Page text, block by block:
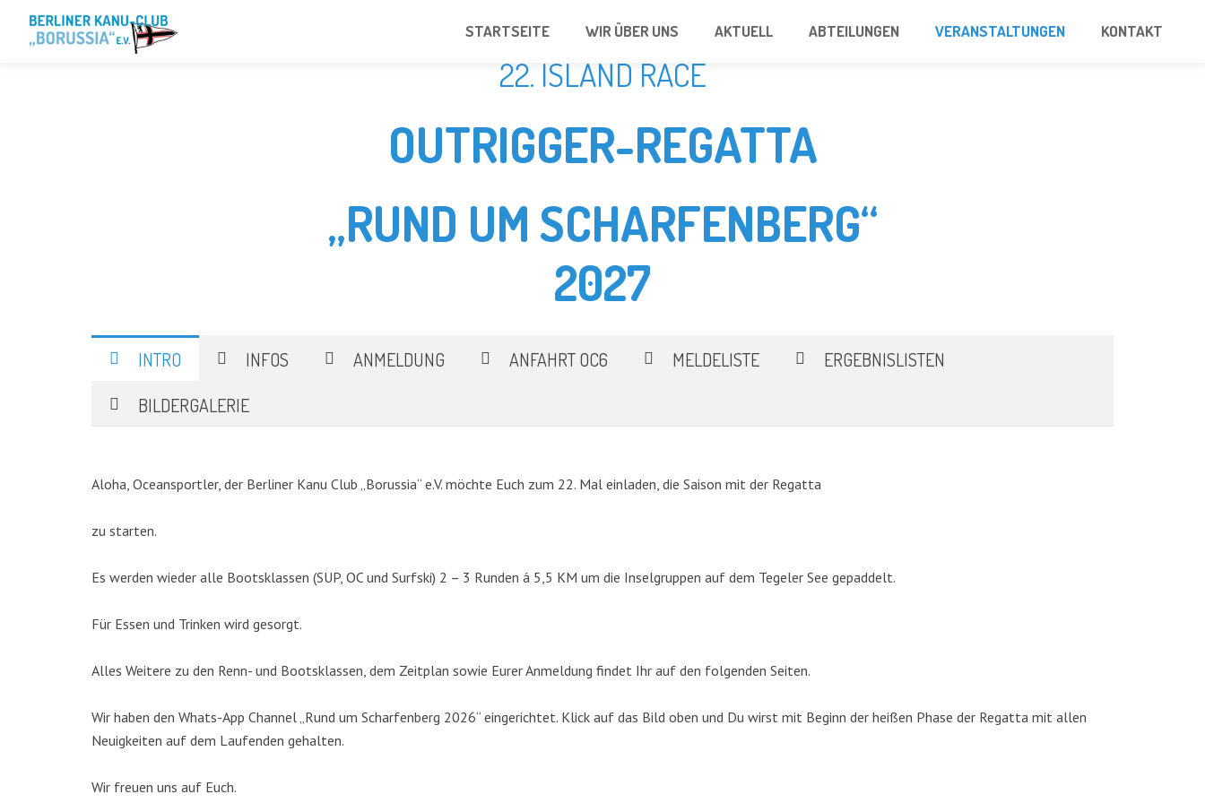
STARTSEITE WIR ÜBER UNS AKTUELL ABTEILUNGEN VERANSTALTUNGEN KONTAKT
22. ISLAND RACE
OUTRIGGER-REGATTA
„RUND UM SCHARFENBERG“
2027
INTRO INFOS ANMELDUNG ANFAHRT OC6 MELDELISTE
ERGEBNISLISTEN
BILDERGALERIE
Aloha, Oceansportler, der Berliner Kanu Club „Borussia“ e.V. möchte Euch zum 22. Mal einladen, die Saison mit der Regatta
zu starten.
Es werden wieder alle Bootsklassen (SUP, OC und Surfski) 2 – 3 Runden á 5,5 KM um die Inselgruppen auf dem Tegeler See gepaddelt.
Für Essen und Trinken wird gesorgt.
Alles Weitere zu den Renn- und Bootsklassen, dem Zeitplan sowie Eurer Anmeldung findet Ihr auf den folgenden Seiten.
Wir haben den Whats-App Channel „Rund um Scharfenberg 2026“ eingerichtet. Klick auf das Bild oben und Du wirst mit Beginn der heißen Phase der Regatta mit allen
Neuigkeiten auf dem Laufenden gehalten.
Wir freuen uns auf Euch.
Aktuell(48)
Drachenboot(47)
Kanu-Rennsport(13)
nach: